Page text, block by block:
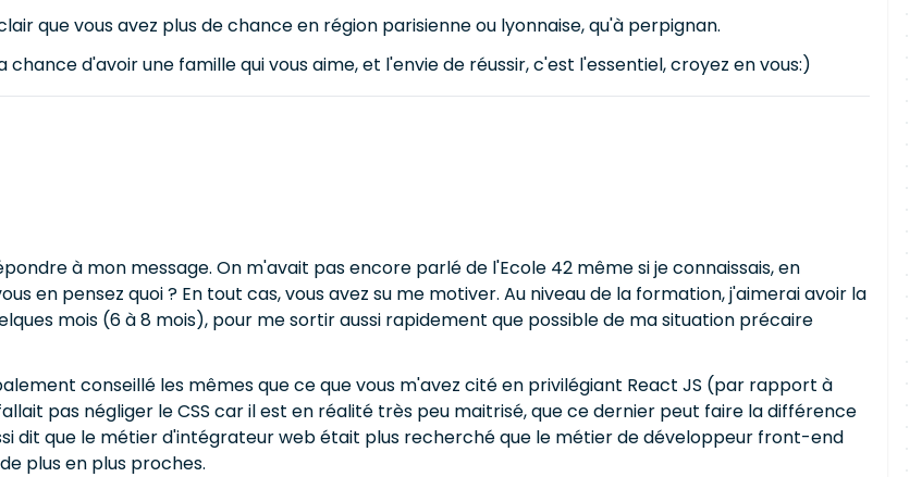
que vous avez plus de chance en région parisienne ou lyonnaise, qu'à perpignan.
d'avoir une famille qui vous aime, et l'envie de réussir, c'est l'essentiel, croyez en vous:)
à mon message. On m'avait pas encore parlé de l'Ecole 42 même si je connaissais, en
en pensez quoi ? En tout cas, vous avez su me motiver. Au niveau de la formation, j'aimerai avoir la
mois (6 à 8 mois), pour me sortir aussi rapidement que possible de ma situation précaire
conseillé les mêmes que ce que vous m'avez cité en privilégiant React JS (par rapport à
pas négliger le CSS car il est en réalité très peu maitrisé, que ce dernier peut faire la différence
dit que le métier d'intégrateur web était plus recherché que le métier de développeur front-end
plus en plus proches.